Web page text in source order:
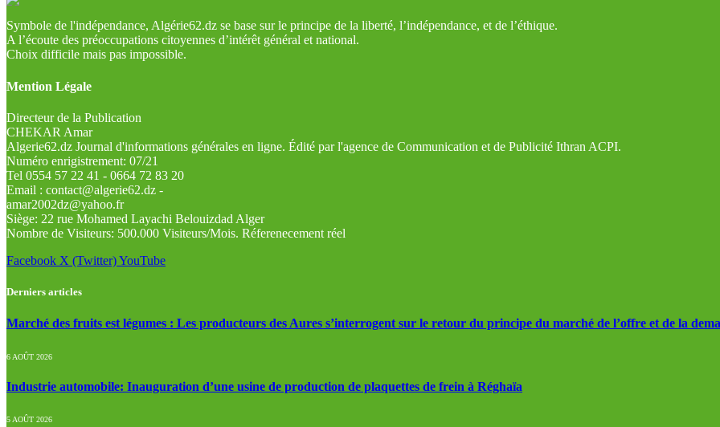
Symbole de l'indépendance, Algérie62.dz se base sur le principe de la liberté, l’indépendance, et de l’éthique.
A l’écoute des préoccupations citoyennes d’intérêt général et national.
Choix difficile mais pas impossible.
Mention Légale
Directeur de la Publication
CHEKAR Amar
Algerie62.dz Journal d'informations générales en ligne. Édité par l'agence de Communication et de Publicité Ithran ACPI.
Numéro enrigistrement: 07/21
Tel 0554 57 22 41 - 0664 72 83 20
Email : contact@algerie62.dz -
amar2002dz@yahoo.fr
Siège: 22 rue Mohamed Layachi Belouizdad Alger
Nombre de Visiteurs: 500.000 Visiteurs/Mois. Réferenecement réel
Facebook X (Twitter)YouTube
Derniers articles
Marché des fruits est légumes : Les producteurs des Aures s’interrogent sur le retour du principe du marché de l’offre et de la
6 AOÛT 2026
Industrie automobile: Inauguration d’une usine de production de plaquettes de frein à Réghaïa
5 AOÛT 2026